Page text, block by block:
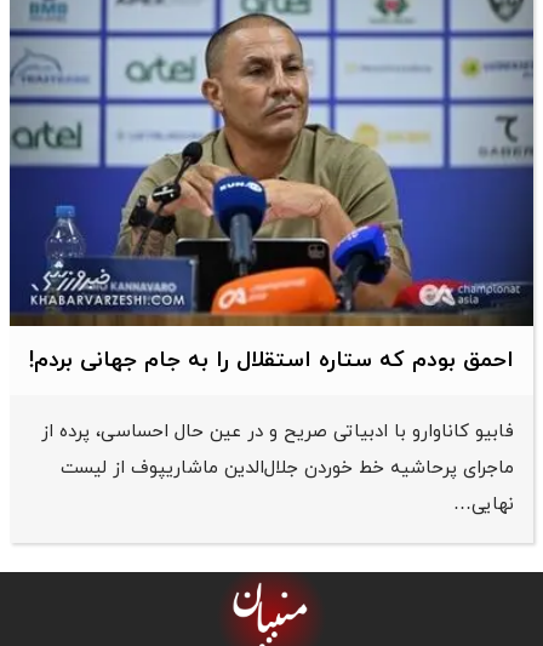
احمق بودم که ستاره استقلال را به جام جهانی بردم!
فابیو کاناوارو با ادبیاتی صریح و در عین حال احساسی، پرده از
ماجرای پرحاشیه خط خوردن جلال‌الدین ماشاریپوف از لیست
نهایی…